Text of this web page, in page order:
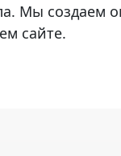
Мы создаем
сайте.